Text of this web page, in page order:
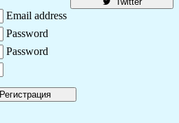
Email address
Password
Password
Регистрация